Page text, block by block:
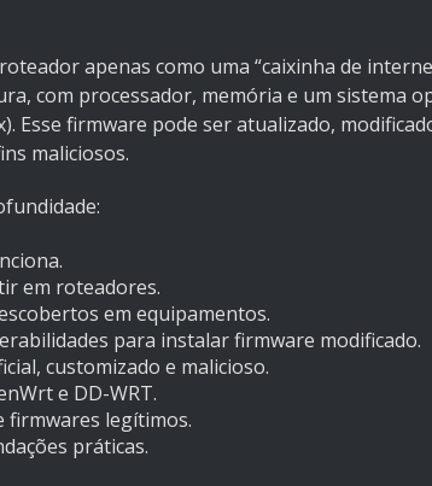
apenas como uma “caixinha de
com processador, memória e um sistema
Esse firmware pode ser atualizado,
maliciosos.
em roteadores.
em equipamentos.
para instalar firmware modificado.
customizado e malicioso.
e DD-WRT.
firmwares legítimos.
práticas.